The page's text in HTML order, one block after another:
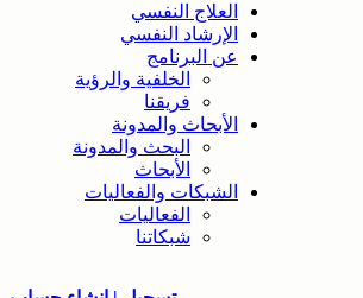
العلاج النفسي
الإرشاد النفسي
عن البرنامج
الخلفية والرؤية
فريقنا
الأبحاث والمدونة
البحث والمدونة
الأبحاث
الشبكات والفعاليات
الفعاليات
شبكاتنا